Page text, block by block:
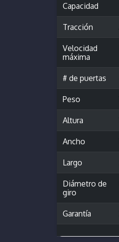
Capacidad
Tracción
Velocidad
máxima
# de puertas
Peso
Altura
Ancho
Largo
Diámetro de
giro
Garantía